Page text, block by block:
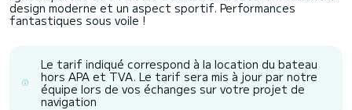
design moderne et un aspect sportif. Performances
Le tarif indiqué correspond à la location du bateau
hors APA et TVA. Le tarif sera mis à jour par notre
équipe lors de vos échanges sur votre projet de
navigation